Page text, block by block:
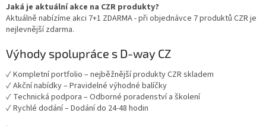
Jaká je aktuální akce na CZR produkty?
Aktuálně nabízíme akci 7+1 ZDARMA - při objednávce 7 produktů CZR je
nejlevnější zdarma.
Výhody spolupráce s D-way CZ
✓ Kompletní portfolio – nejběžnější produkty CZR skladem
✓ Akční nabídky – Pravidelné výhodné balíčky
✓ Technická podpora – Odborné poradenství a školení
✓ Rychlé dodání – Dodání do 24-48 hodin